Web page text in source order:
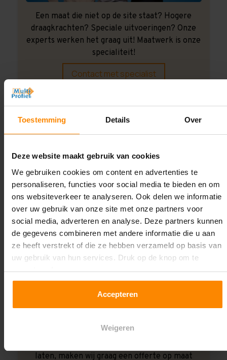
Toestemming Details Over
Deze website maakt gebruik van cookies
We gebruiken cookies om content en advertenties te
personaliseren, functies voor social media te bieden en om
ons websiteverkeer te analyseren. Ook delen we informatie
over uw gebruik van onze site met onze partners voor
social media, adverteren en analyse. Deze partners kunnen
de gegevens combineren met andere informatie die u aan
ze heeft verstrekt of die ze hebben verzameld op basis van
uw gebruik van hun services. Druk op de knop om te
accepteren!
Accepteren
Weigeren
Een maat die niet op de site staat? Hogere
draagkrachten? Speciale uitvoeringen? Onze
experts werken het graag uit! Maatwerk is onze
specialiteit!
Contact met specialist
Montage uitbesteden?
Laat ons het doen!
laten, maken wij graag een offerte op maat